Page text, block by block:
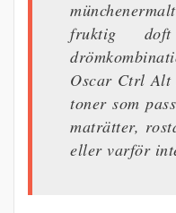
fruktig
Oscar Ctrl Alt
toner som
maträtter,
eller varför